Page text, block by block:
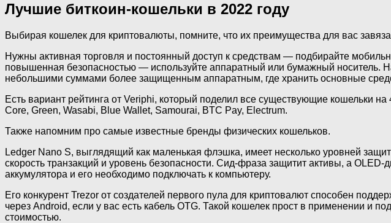
Лучшие биткоин-кошельки в 2022 году
Выбирая кошелек для криптовалюты, помните, что их преимущества для вас
Нужны активная торговля и постоянный доступ к средствам — подбирайте
повышенная безопасностью — используйте аппаратный или бумажный носитель.
небольшими суммами более защищенным аппаратным, где хранить основные
Есть вариант рейтинга от Veriphi, который поделил все существующие кошельки
Core, Green, Wasabi, Blue Wallet, Samourai, BTC Pay, Electrum.
Также напомним про самые известные бренды физических кошельков.
Ledger Nano S, выглядящий как маленькая флэшка, имеет несколько уровней
скорость транзакций и уровень безопасности. Сид-фраза защитит активы, а
аккумулятора и его необходимо подключать к компьютеру.
Его конкурент Trezor от создателей первого пула для криптовалют способен
через Android, если у вас есть кабель OTG. Такой кошелек прост в применении и
стоимостью.